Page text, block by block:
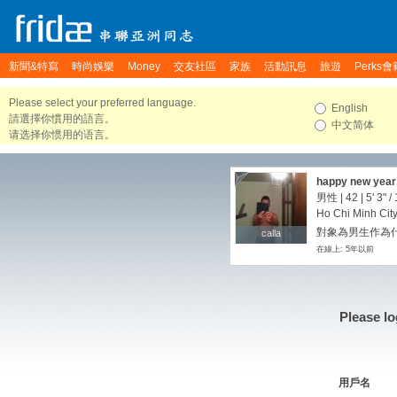
新聞&特寫 時尚娛樂 Money 交友社區 家族 活動訊息 旅遊 Perks會
Please select your preferred language.
請選擇你慣用的語言。
请选择你惯用的语言。
English
中文简体
calla
calla
happy new
男性 | 42 | 5' 3" /
Ho Chi Minh
對象為男生作為
在線上: 5年以前
Please
用戶名